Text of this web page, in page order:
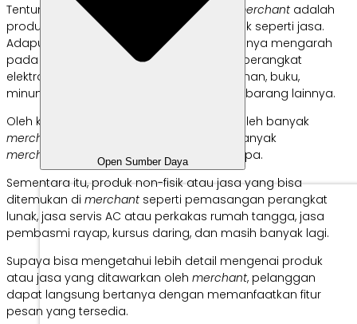
Open Sumber Daya
Tentunya, produk yang ditawarkan oleh merchant adalah
produk yang berupa fisik maupun non-fisik seperti jasa.
Adapun, produk fisik yang dimaksud tentunya mengarah
pada produk yang bisa disentuh, seperti perangkat
elektronik, perkakas rumah tangga, makanan, buku,
minuman, produk sembako, dan barang-barang lainnya.
Oleh karena
dapat diakses oleh banyak
merchant,
maka sudah pasti akan ada banyak
merchant
yang menawarkan produk serupa.
Sementara itu, produk non-fisik atau jasa yang bisa
ditemukan di merchant seperti pemasangan perangkat
lunak, jasa servis AC atau perkakas rumah tangga, jasa
pembasmi rayap, kursus daring, dan masih banyak lagi.
Supaya bisa mengetahui lebih detail mengenai produk
atau jasa yang ditawarkan oleh merchant, pelanggan
dapat langsung bertanya dengan memanfaatkan fitur
pesan yang tersedia.